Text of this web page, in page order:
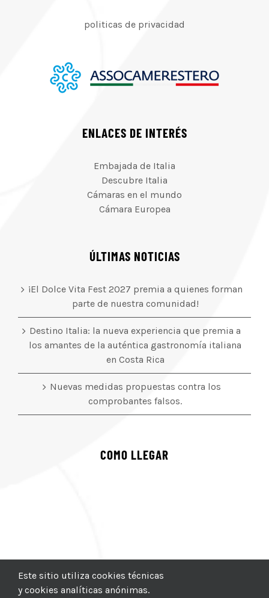
politicas de privacidad
ENLACES DE INTERÉS
Embajada de Italia
Descubre Italia
Cámaras en el mundo
Cámara Europea
ÚLTIMAS NOTICIAS
¡El Dolce Vita Fest 2027 premia a quienes forman
parte de nuestra comunidad!
Destino Italia: la nueva experiencia que premia a
los amantes de la auténtica gastronomía italiana
en Costa Rica
Nuevas medidas propuestas contra los
comprobantes falsos.
COMO LLEGAR
Este sitio utiliza cookies técnicas
y cookies analíticas anónimas.